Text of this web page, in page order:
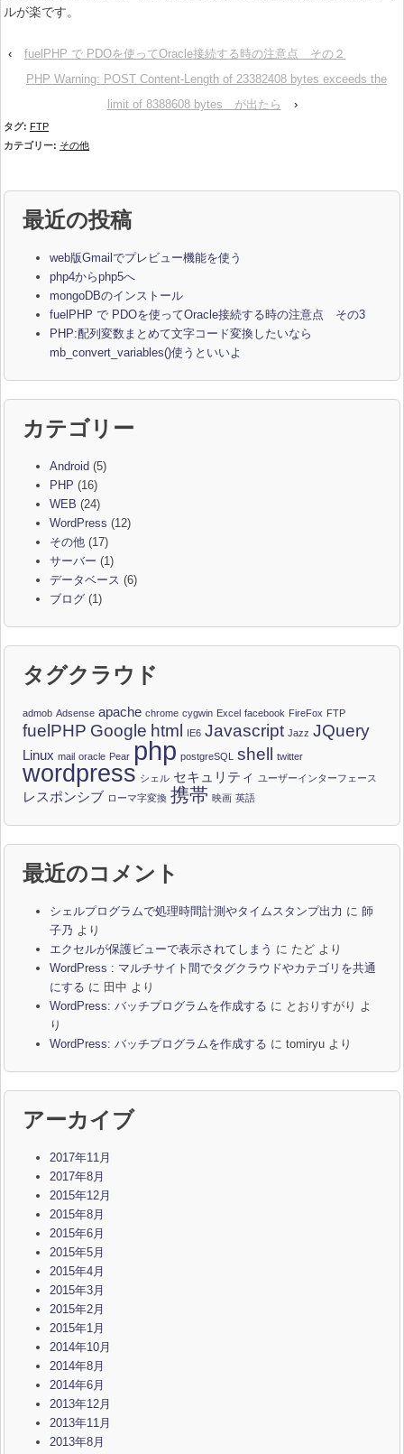
ルが楽です。
‹
fuelPHP で PDOを使ってOracle接続する時の注意点 その２
PHP Warning: POST Content-Length of 23382408 bytes exceeds the
limit of 8388608 bytes が出たら
›
タグ: FTP
カテゴリー: その他
最近の投稿
web版Gmailでプレビュー機能を使う
php4からphp5へ
mongoDBのインストール
fuelPHP で PDOを使ってOracle接続する時の注意点 その3
PHP:配列変数まとめて文字コード変換したいなら
mb_convert_variables()使うといいよ
カテゴリー
Android (5)
PHP (16)
WEB (24)
WordPress (12)
その他(17)
サーバー (1)
データベース (6)
ブログ(1)
タグクラウド
admob Adsense apache chrome cygwin Excel facebook FireFox FTP
fuelPHP Google html IE6 Javascript Jazz JQuery
Linux mail oracle Pear php postgreSQL shell twitter
wordpress シェル セキュリティ ユーザーインターフェース
レスポンシブ ローマ字変換 携帯 映画 英語
最近のコメント
シェルプログラムで処理時間計測やタイムスタンプ出力 に 師
子乃 より
エクセルが保護ビューで表示されてしまう に たどより
WordPress : マルチサイト間でタグクラウドやカテゴリを共通
にする に 田中 より
WordPress: バッチプログラムを作成する に とおりすがり よ
り
WordPress: バッチプログラムを作成する に tomiryuより
アーカイブ
2017年11月
2017年8月
2015年12月
2015年8月
2015年6月
2015年5月
2015年4月
2015年3月
2015年2月
2015年1月
2014年10月
2014年8月
2014年6月
2013年12月
2013年11月
2013年8月